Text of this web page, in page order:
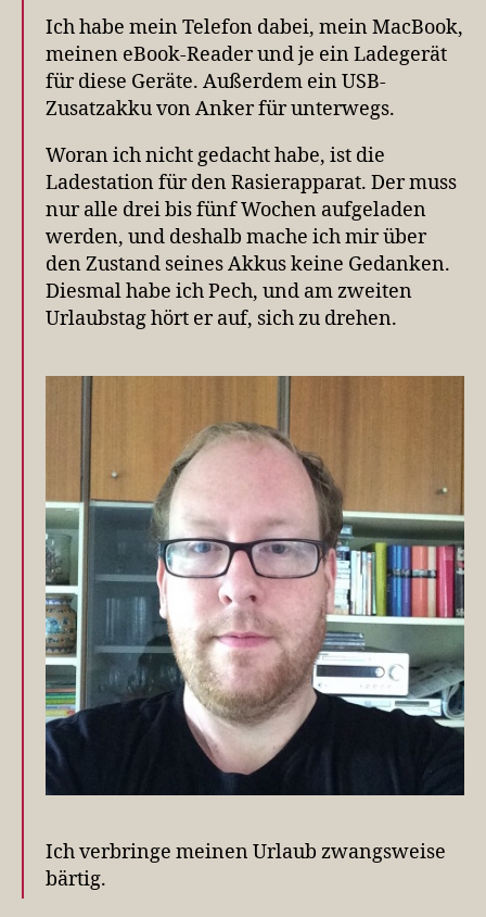
Ich habe mein Telefon dabei, mein MacBook,
meinen eBook-Reader und je ein Ladegerät
für diese Geräte. Außerdem ein USB-
Zusatzakku von Anker für unterwegs.
Woran ich nicht gedacht habe, ist die
Ladestation für den Rasierapparat. Der muss
nur alle drei bis fünf Wochen aufgeladen
werden, und deshalb mache ich mir über
den Zustand seines Akkus keine Gedanken.
Diesmal habe ich Pech, und am zweiten
Urlaubstag hört er auf, sich zu drehen.
Ich verbringe meinen Urlaub zwangsweise
bärtig.